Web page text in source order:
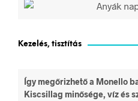
Kezelés, tisztítás
Így megőrizhető a Monello
Kiscsillag minősége, víz és